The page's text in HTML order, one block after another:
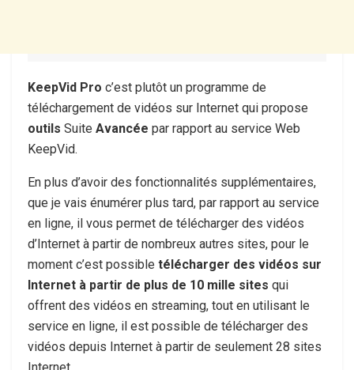
KeepVid Pro c’est plutôt un programme de
téléchargement de vidéos sur Internet qui propose
outils Suite Avancée par rapport au service Web
KeepVid.
En plus d’avoir des fonctionnalités supplémentaires,
que je vais énumérer plus tard, par rapport au service
en ligne, il vous permet de télécharger des vidéos
d’Internet à partir de nombreux autres sites, pour le
moment c’est possible télécharger des vidéos sur
Internet à partir de plus de 10 mille sites qui
offrent des vidéos en streaming, tout en utilisant le
service en ligne, il est possible de télécharger des
vidéos depuis Internet à partir de seulement 28 sites